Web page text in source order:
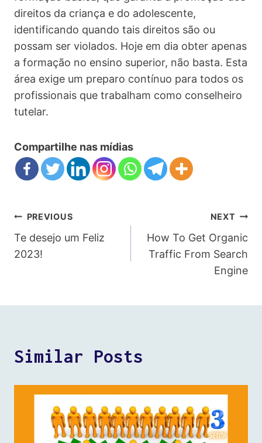
direitos da criança e do adolescente,
identificando quando tais direitos são ou
possam ser violados. Hoje em dia obter apenas
a formação no ensino superior, não basta. Esta
área exige um preparo contínuo para todos os
profissionais que trabalham como conselheiro
tutelar.
Compartilhe nas mídias
PREVIOUS
Te desejo um Feliz
2023!
NEXT
How To Get Organic
Traffic From Search
Engine
Similar Posts